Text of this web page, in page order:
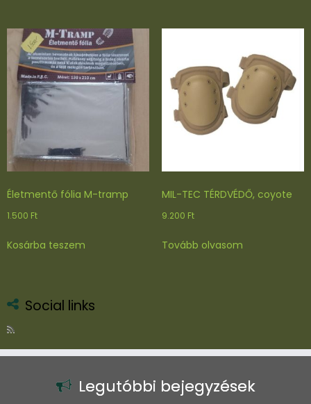
több
van.
A
változatok
Életmentő fólia M-tramp
1.500 Ft
Kosárba teszem
MIL-TEC TÉRDVÉDŐ, coyote
9.200 Ft
Tovább olvasom
Social links
Legutóbbi bejegyzések